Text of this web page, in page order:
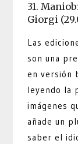
31.
Giorgi
Las
son una
en versión
leyendo la
imágenes
añade un
saber el